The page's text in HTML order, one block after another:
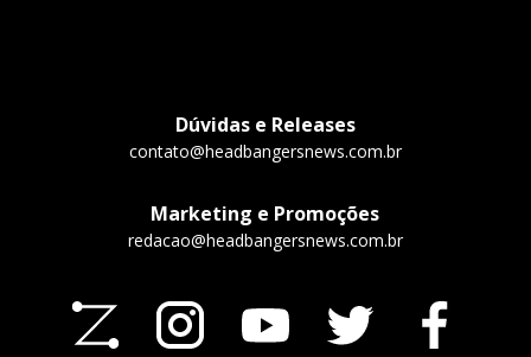
Dúvidas e Releases
contato@headbangersnews.com.br
Marketing e Promoções
redacao@headbangersnews.com.br